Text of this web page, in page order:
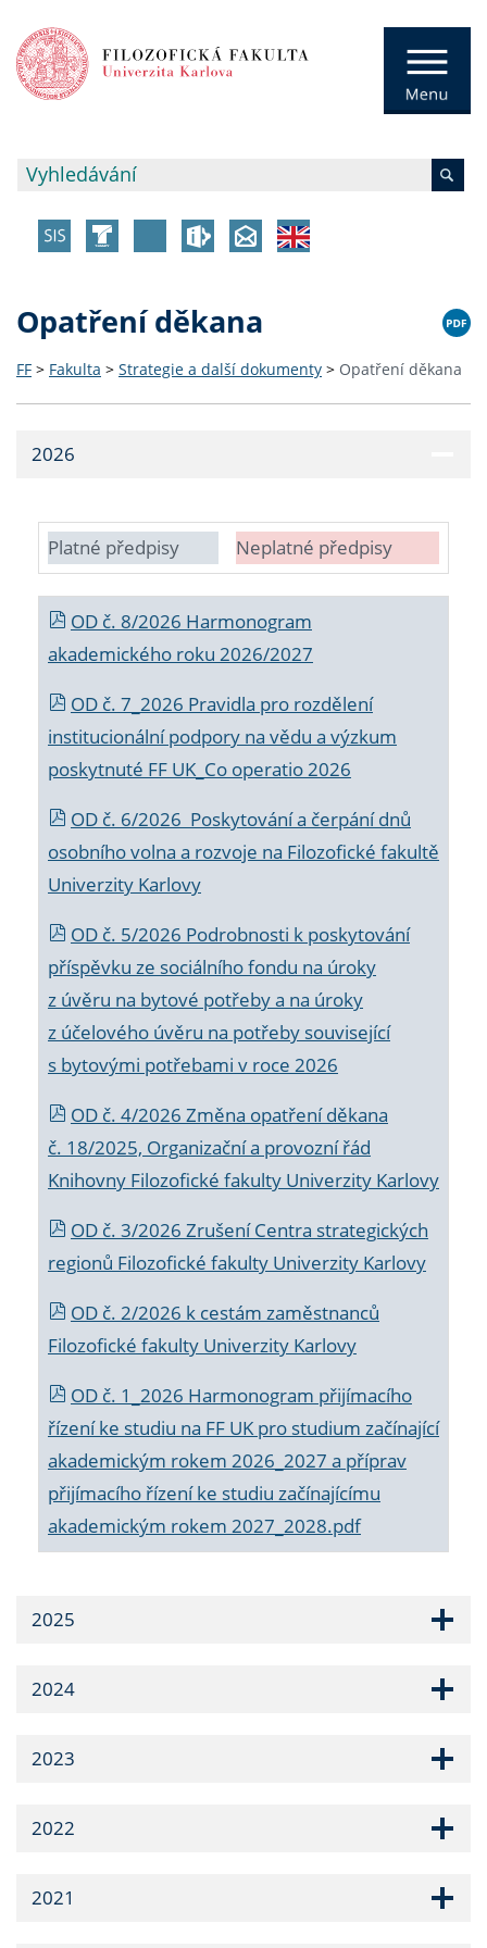
Opatření děkana
FF > Fakulta > Strategie a další dokumenty > Opatření děkana
2026
Platné předpisy Neplatné předpisy
OD č. 8/2026 Harmonogram
akademického roku 2026/2027
OD č. 7_2026 Pravidla pro rozdělení
institucionální podpory na vědu a výzkum
poskytnuté FF UK_Co operatio 2026
OD č. 6/2026 Poskytování a čerpání dnů
osobního volna a rozvoje na Filozofické fakultě
Univerzity Karlovy
OD č. 5/2026 Podrobnosti k poskytování
příspěvku ze sociálního fondu na úroky
z úvěru na bytové potřeby a na úroky
z účelového úvěru na potřeby související
s bytovými potřebami v roce 2026
OD č. 4/2026 Změna opatření děkana
č. 18/2025, Organizační a provozní řád
Knihovny Filozofické fakulty Univerzity Karlovy
OD č. 3/2026 Zrušení Centra strategických
regionů Filozofické fakulty Univerzity Karlovy
OD č. 2/2026 k cestám zaměstnanců
Filozofické fakulty Univerzity Karlovy
OD č. 1_2026 Harmonogram přijímacího
řízení ke studiu na FF UK pro studium začínající
akademickým rokem 2026_2027 a příprav
přijímacího řízení ke studiu začínajícímu
akademickým rokem 2027_2028.pdf
2025
2024
2023
2022
2021